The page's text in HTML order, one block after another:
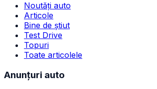
Noutăți auto
Articole
Bine de știut
Test Drive
Topuri
Toate articolele
Anunțuri auto